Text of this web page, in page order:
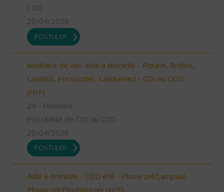
CDD
20/04/2026
POSTULER
Auxiliaire de vie/ aide à domicile - Plourin, Brélès,
Lanildut, Porspoder, Landunvez - CDI ou CDD
(H/F)
29 - Finistère
Possibilité de CDI ou CDD
20/04/2026
POSTULER
Aide à domicile - CDD été - Plouarzel/Lampaul-
Plouarzel/Ploumoguer (H/F)